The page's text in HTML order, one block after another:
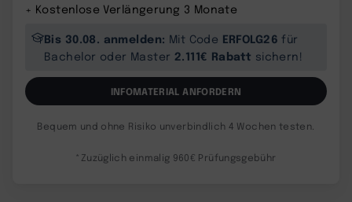
+ Kostenlose Verlängerung 3 Monate
Bis 30.08. anmelden: Mit Code ERFOLG26 für
Bachelor oder Master 2.111€ Rabatt sichern!
INFOMATERIAL ANFORDERN
Bequem und ohne Risiko unverbindlich 4 Wochen testen.
*Zuzüglich einmalig 960€ Prüfungsgebühr